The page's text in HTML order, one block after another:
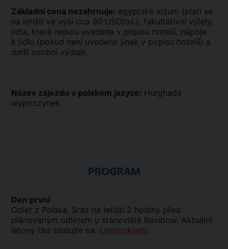
Základní cena nezahrnuje: egyptské vízum (platí se
na letišti ve výši cca 30 USD/os.), fakultativní výlety,
jídla, která nejsou uvedena v popisu hotelů, nápoje
k jídlu (pokud není uvedeno jinak v popisu hotelů) a
další osobní výdaje.
Název zájezdu v polském jazyce: Hurghada
wypoczynek
PROGRAM
Den první
Odlet z Polska. Sraz na letišti 2 hodiny před
plánovaným odletem u stanoviště Rainbow. Aktuální
letový řád sledujte na: r.pl/rozklady.